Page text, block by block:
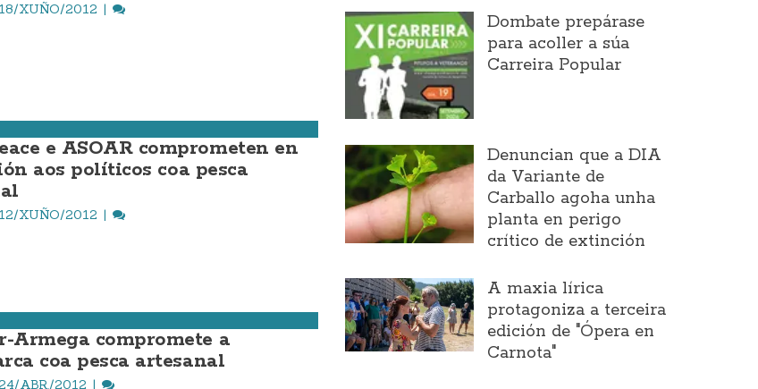
18/XUÑO/2012
e ASOAR comprometen en
aos políticos coa pesca
12/XUÑO/2012
Armega compromete a
coa pesca artesanal
ABR./2012
Dombate prepárase
para acoller a súa
Carreira Popular
Denuncian que a DIA
da Variante de
Carballo agoha unha
planta en perigo
crítico de extinción
A maxia lírica
protagoniza a terceira
edición de "Ópera en
Carnota"